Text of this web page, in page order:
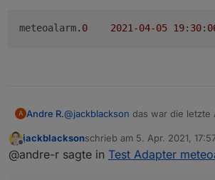
meteoalarm.0 2021 -04-05 19: 30:
A Andre R.@jackblackson das war die letzte
2021-04-02 11:00:00.063
2021-04-02 11:00:03.454
Offline
jackblacksonschrieb am 5. Apr. 2021,
zuletzt editiert von
@andre-r sagte in Test Adapter